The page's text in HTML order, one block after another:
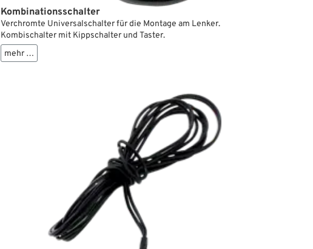
Kombinationsschalter
Verchromte Universalschalter für die Montage am Lenker.
Kombischalter mit Kippschalter und Taster.
mehr …